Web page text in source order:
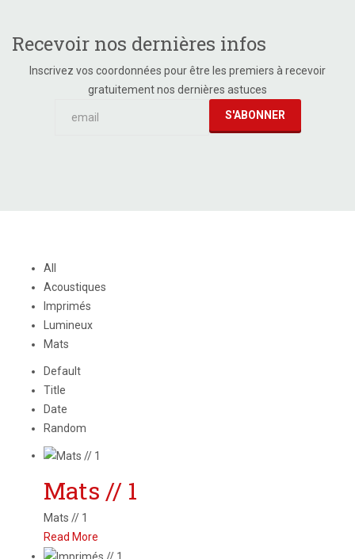
Recevoir nos dernières infos
Inscrivez vos coordonnées pour être les premiers à recevoir
gratuitement nos dernières astuces
All
Acoustiques
Imprimés
Lumineux
Mats
Default
Title
Date
Random
Mats // 1
Mats // 1
Read More